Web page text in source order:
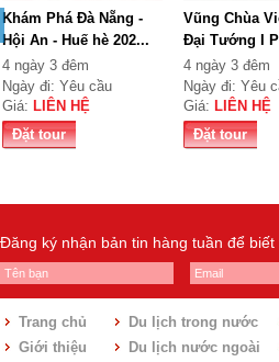
Khám Phá Đà Nẵng -
Hội An - Huế hè 202...
4 ngày 3 đêm
Ngày đi: Yêu cầu
Giá: LIÊN HỆ
Đặt tour
Vũng Chùa
Đại Tướng I
4 ngày 3 đêm
Ngày đi: Yêu
Giá: LIÊN HỆ
Đặt tour
Đăng ký nhận bản tin hàng tuần để
Trang chủ
Giới thiệu
Du lịch trong nước
Du lịch nước ngoài